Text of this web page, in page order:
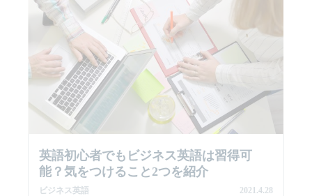
英語初心者でもビジネス英語は習得可
能？気をつけること2つを紹介
ビジネス英語 2021.4.28